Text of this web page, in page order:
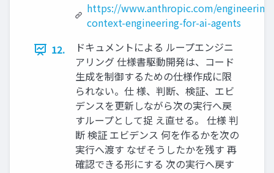
https://www.anthropic.com/
context-engineering-for-ai-agents
12.
ドキュメントによる ループエンジニ
アリング 仕様書駆動開発は、コード
生成を制御するための仕様作成に限
られない。仕 様、判断、検証、エビ
デンスを更新しながら次の実行へ戻
すループとして捉 え直せる。 仕様 判
断 検証 エビデンス 何を作るかを次の
実行へ渡す なぜそうしたかを残す 再
確認できる形にする 次の実行へ戻す